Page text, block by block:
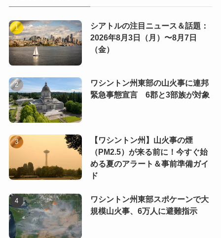
シアトルの注目ニュース＆話題：
2026年8月3日（月）〜8月7日
（金）
ワシントン州東部の山火事に連邦
緊急事態宣言 6郡と3部族が対象
【ワシントン州】山火事の煙
（PM2.5）が来る前に！今すぐ始
める夏のアラート＆事前準備ガイ
ド
ワシントン州東部スポケーンで大
規模山火事、6万人に避難指示